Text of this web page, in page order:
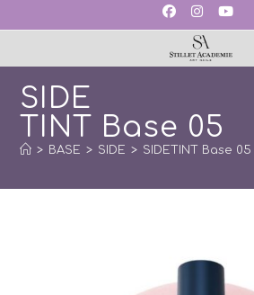
SIDE
TINT Base 05
> BASE > SIDE > SIDETINT Base 05